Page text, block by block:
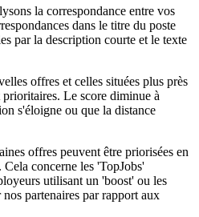
la correspondance entre vos
dans le titre du poste
par la description courte et le texte
offres et celles situées plus près
Le score diminue à
s'éloigne ou que la distance
offres peuvent être priorisées en
concerne les 'TopJobs'
utilisant un 'boost' ou les
partenaires par rapport aux